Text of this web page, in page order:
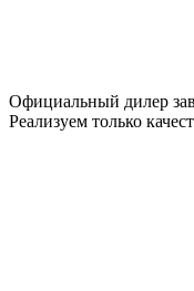
Официальный дилер
Реализуем только